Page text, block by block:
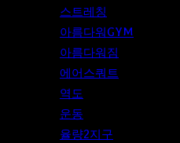
스트레칭
아름다워GYM
아름다워짐
에어스쿼트
역도
운동
율량2지구